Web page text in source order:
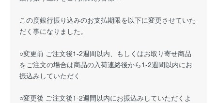
この度銀行振り込みのお支払期限を以下に変更させていた
だく事になりました。
○変更前 ご注文後1-2週間以内、もしくはお取り寄せ商品
をご注文の場合は商品の入荷連絡後から1-2週間以内にお
振込みしていただく
○変更後 ご注文後1-2週間以内にお振込みしていただくよ